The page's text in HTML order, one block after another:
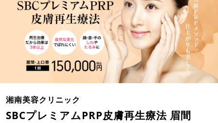
湘南美容クリニック
SBCプレミアムPRP皮膚再生療法 眉間